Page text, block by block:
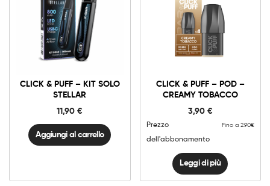
CLICK & PUFF – KIT SOLO
STELLAR
11,90€
Click
&
Kit
Solo
quantità
Aggiungi al carrello
CLICK & PUFF – POD –
CREAMY TOBACCO
3,90 €
Prezzo
dell'abbonamento
Fino a 2.90€
Leggi di più